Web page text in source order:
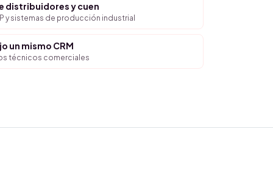
distribuidores y cuen
y sistemas de producción industrial
un mismo CRM
técnicos comerciales